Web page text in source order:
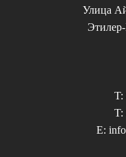
Улица
T:
T:
E: